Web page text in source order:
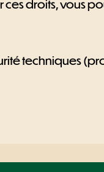
droits, vous
techniques